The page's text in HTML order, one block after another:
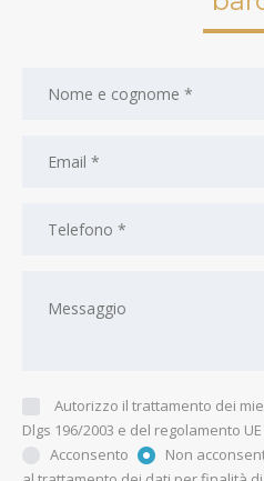
Autorizzo il trattamento dei
Dlgs 196/2003 e del regolamento
Acconsento
Non